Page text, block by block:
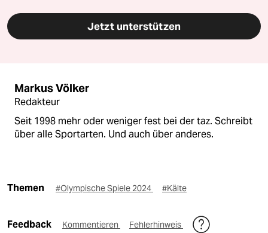
Jetzt unterstützen
Markus Völker
Redakteur
Seit 1998 mehr oder weniger fest bei der taz. Schreibt
über alle Sportarten. Und auch über anderes.
Themen #Olympische Spiele 2024 #Kälte
Feedback Kommentieren Fehlerhinweis